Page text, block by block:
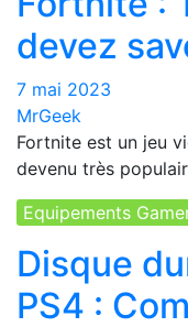
devez
7 mai 2023
MrGeek
Fortnite est un jeu
devenu très
Equipements
Disque
PS4 :